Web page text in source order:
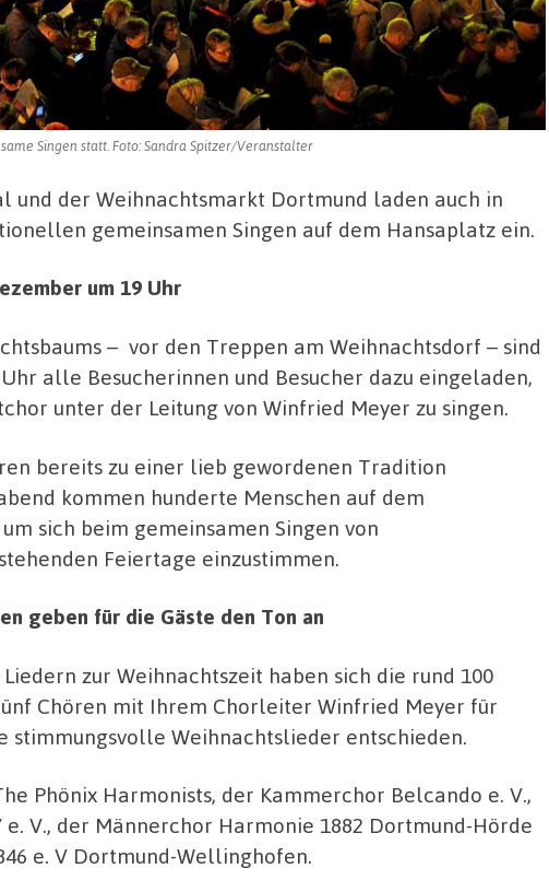
Singen statt. Foto: Sandra Spitzer/Veranstalter
und der Weihnachtsmarkt Dortmund laden auch in
gemeinsamen Singen auf dem Hansaplatz ein.
um 19 Uhr
– vor den Treppen am Weihnachtsdorf – sind
alle Besucherinnen und Besucher dazu eingeladen,
unter der Leitung von Winfried Meyer zu singen.
bereits zu einer lieb gewordenen Tradition
kommen hunderte Menschen auf dem
sich beim gemeinsamen Singen von
Feiertage einzustimmen.
geben für die Gäste den Ton an
zur Weihnachtszeit haben sich die rund 100
Chören mit Ihrem Chorleiter Winfried Meyer für
stimmungsvolle Weihnachtslieder entschieden.
Phönix Harmonists, der Kammerchor Belcando e. V.,
V., der Männerchor Harmonie 1882 Dortmund-Hörde
e. V Dortmund-Wellinghofen.